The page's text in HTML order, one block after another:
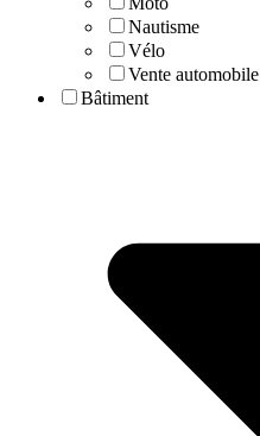
Nautisme
Vélo
Vente automobile
Bâtiment